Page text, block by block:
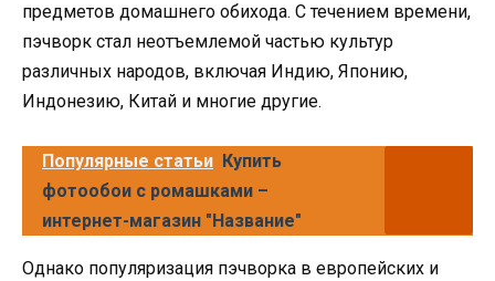
предметов домашнего обихода. С течением времени,
пэчворк стал неотъемлемой частью культур
различных народов, включая Индию, Японию,
Индонезию, Китай и многие другие.
Популярные статьи Купить
фотообои с ромашками –
интернет-магазин "Название"
Однако популяризация пэчворка в европейских и